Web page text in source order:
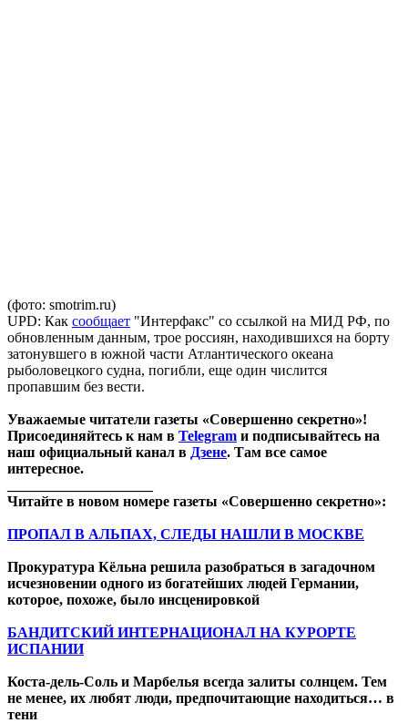
(фото: smotrim.ru)
UPD: Как сообщает "Интерфакс" со ссылкой на МИД РФ, по
обновленным данным, трое россиян, находившихся на борту
затонувшего в южной части Атлантического океана
рыболовецкого судна, погибли, еще один числится
пропавшим без вести.
Уважаемые читатели газеты «Совершенно секретно»!
Присоединяйтесь к нам в Telegram и подписывайтесь на
наш официальный канал в Дзене. Там все самое
интересное.
Читайте в новом номере газеты «Совершенно секретно»:
ПРОПАЛ В АЛЬПАХ, СЛЕДЫ НАШЛИ В МОСКВЕ
Прокуратура Кёльна решила разобраться в загадочном
исчезновении одного из богатейших людей Германии,
которое, похоже, было инсценировкой
БАНДИТСКИЙ ИНТЕРНАЦИОНАЛ НА КУРОРТЕ
ИСПАНИИ
Коста-дель-Соль и Марбелья всегда залиты солнцем. Тем
не менее, их любят люди, предпочитающие находиться… в
тени